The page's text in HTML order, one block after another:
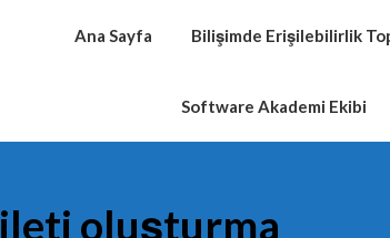
Ana Sayfa Bilişimde Erişilebilirlik
Software Akademi Ekibi
ileti oluşturma